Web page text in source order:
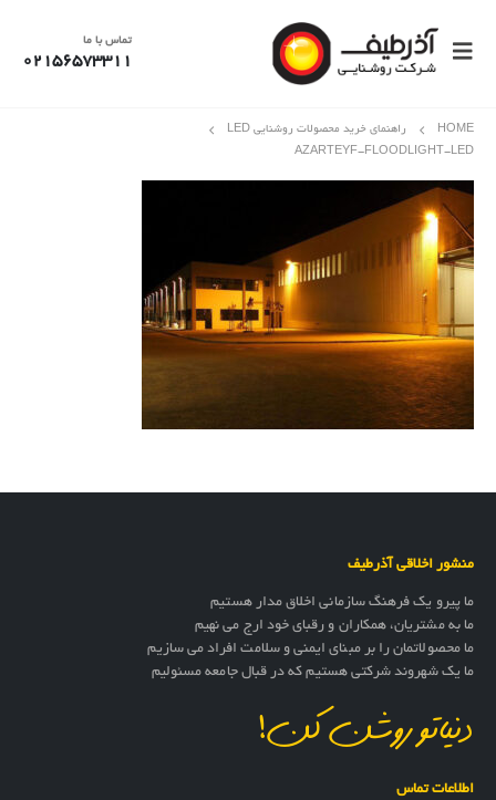
تماس با ما
02156573311
HOME
راهنمای خرید محصولات روشنایی LED
AZARTEYF-FLOODLIGHT-LED
منشور اخلاقی آذرطیف
ما پیرو یک فرهنگ سازمانی اخلاق مدار هستیم
ما به مشتریان، همکاران و رقبای خود ارج می نهیم
ما محصولاتمان را بر مبنای ایمنی و سلامت افراد می سازیم
ما یک شهروند شرکتی هستیم که در قبال جامعه مسئولیم
دنیاتو روشن کن!
اطلاعات تماس